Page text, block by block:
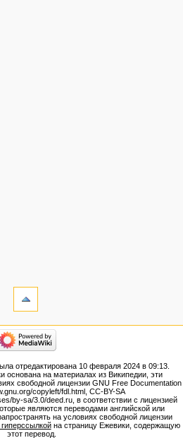
отредактирована 10 февраля 2024 в 09:13.
основана на материалах из Википедии, эти
свободной лицензии GNU Free Documentation
copyleft/fdl.html, CC-BY-SA
by-sa/3.0/deed.ru, в соответствии с лицензией
являются переводами английской или
на условиях свободной лицензии
на страницу Ежевики, содержащую
этот перевод.